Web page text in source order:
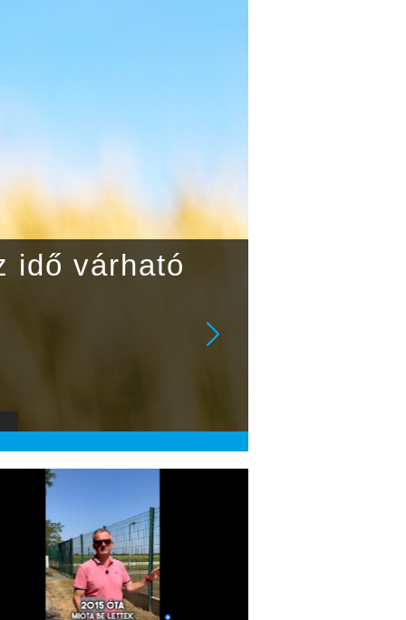
idő várható